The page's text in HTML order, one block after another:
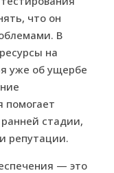
что он
В
на
уже об ущербе
помогает
стадии,
репутации.
— это